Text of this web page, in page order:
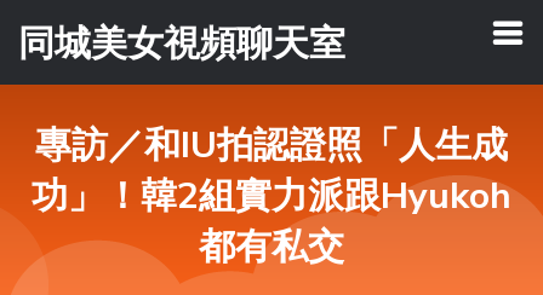
同城美女視頻聊天室
專訪／和IU拍認證照「人生成
功」！韓2組實力派跟Hyukoh
都有私交